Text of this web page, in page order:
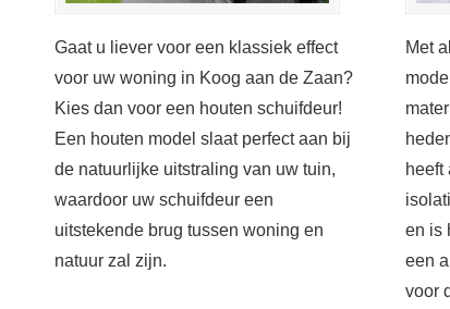
Gaat u liever voor een klassiek effect
voor uw woning in Koog aan de Zaan?
Kies dan voor een houten schuifdeur!
Een houten model slaat perfect aan bij
de natuurlijke uitstraling van uw tuin,
waardoor uw schuifdeur een
uitstekende brug tussen woning en
natuur zal zijn.
Met
heeft
en is
een
voor